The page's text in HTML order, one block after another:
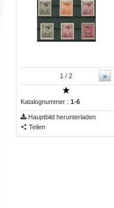
»
1 / 2
Katalognummer : 1-6
Hauptbild herunterladen
Teilen